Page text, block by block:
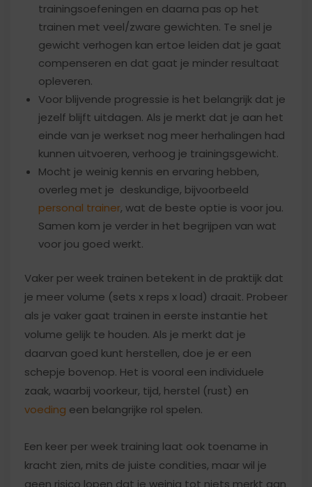
trainingsoefeningen en daarna pas op het
trainen met veel/zware gewichten. Te snel je
gewicht verhogen kan ertoe leiden dat je gaat
compenseren en dat gaat je minder resultaat
opleveren.
Voor blijvende progressie is het belangrijk dat je
jezelf blijft uitdagen. Als je merkt dat je aan het
einde van je werkset nog meer herhalingen had
kunnen uitvoeren, verhoog je trainingsgewicht.
Mocht je weinig kennis en ervaring hebben,
overleg met je deskundige, bijvoorbeeld
personal trainer, wat de beste optie is voor jou.
Samen kom je verder in het begrijpen van wat
voor jou goed werkt.
Vaker per week trainen betekent in de praktijk dat
je meer volume (sets x reps x load) draait. Probeer
als je vaker gaat trainen in eerste instantie het
volume gelijk te houden. Als je merkt dat je
daarvan goed kunt herstellen, doe je er een
schepje bovenop. Het is vooral een individuele
zaak, waarbij voorkeur, tijd, herstel (rust) en
voeding een belangrijke rol spelen.
Een keer per week training laat ook toename in
kracht zien, mits de juiste condities, maar wil je